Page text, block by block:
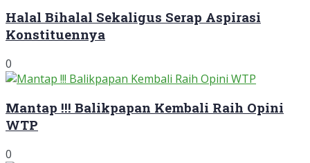
Halal Bihalal Sekaligus Serap Aspirasi
Konstituennya
0
Mantap !!! Balikpapan Kembali Raih Opini
WTP
0